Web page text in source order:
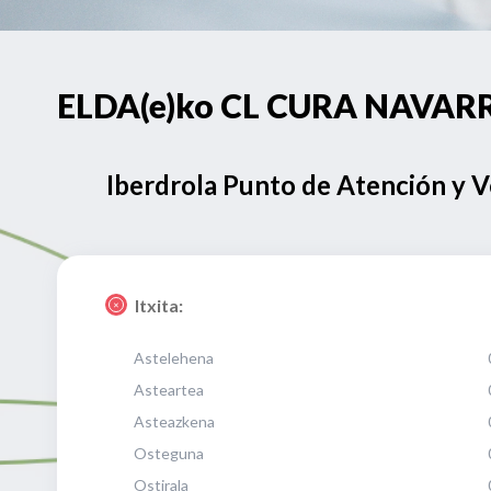
ELDA(e)ko CL CURA
Iberdrola Punto de Atención y
Itxita:
Astelehena
Asteartea
Asteazkena
Osteguna
Ostirala